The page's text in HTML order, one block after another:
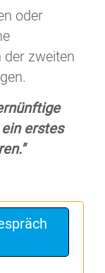
oder
zweiten
erstes